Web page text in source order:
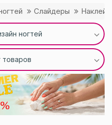
Слайдеры
ногтей
товаров